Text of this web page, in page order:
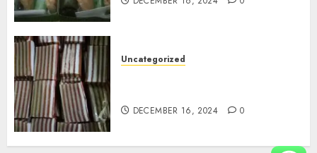
Uncategorized
DECEMBER 16, 2024 0